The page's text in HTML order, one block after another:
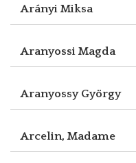
Arányi Miksa
Aranyossi Magda
Aranyossy György
Arcelin, Madame